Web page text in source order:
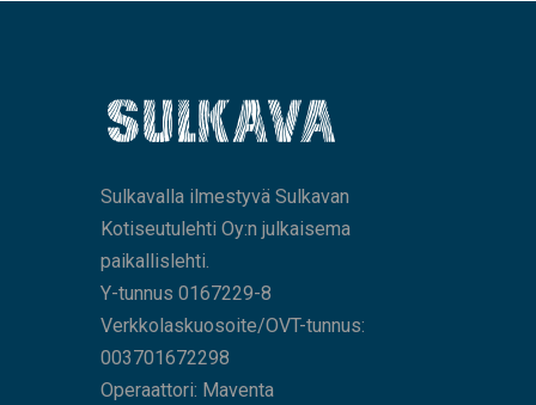
Sulkavalla ilmestyvä Sulkavan
Kotiseutulehti Oy:n julkaisema
paikallislehti.
Y-tunnus 0167229-8
Verkkolaskuosoite/OVT-tunnus:
003701672298
Operaattori: Maventa